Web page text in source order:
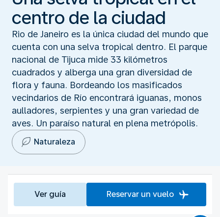
centro de la ciudad
Rio de Janeiro es la única ciudad del mundo que
cuenta con una selva tropical dentro. El parque
nacional de Tijuca mide 33 kilómetros
cuadrados y alberga una gran diversidad de
flora y fauna. Bordeando los masificados
vecindarios de Río encontrará iguanas, monos
aulladores, serpientes y una gran variedad de
aves. Un paraíso natural en plena metrópolis.
Naturaleza
Ver guía Reservar un vuelo